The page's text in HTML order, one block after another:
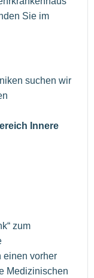
Sie im
suchen wir
Innere
zum
einen vorher
Medizinischen